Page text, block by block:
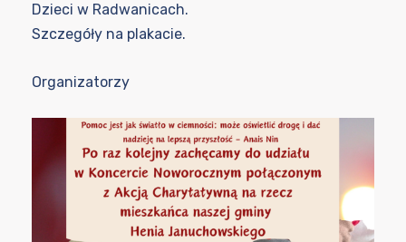
Dzieci w Radwanicach.
Szczegóły na plakacie.
Organizatorzy